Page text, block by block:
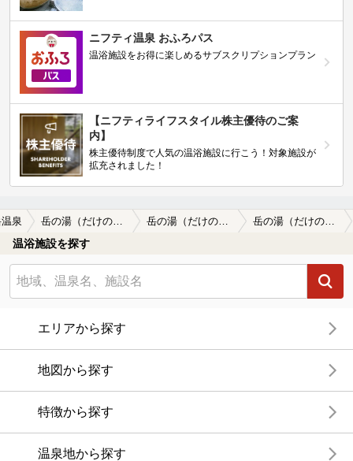
ニフティ温泉 おふろパス
温浴施設をお得に楽しめるサブスクリプションプラン
【ニフティライフスタイル株主優待のご案
内】
株主優待制度で人気の温浴施設に行こう！対象施設が
拡充されました！
泉 岳の湯（だけのゆ）の口コミ 今度は泊まりで来たいです
温浴施設を探す
エリアから探す
地図から探す
特徴から探す
温泉地から探す